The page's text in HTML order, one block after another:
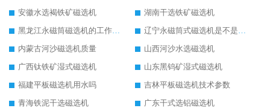
安徽水选褐铁矿磁选机
湖南干选铁矿磁选机
黑龙江永磁筒磁选机的工作原理
辽宁永磁筒式磁选机是不是强磁
内蒙古河沙磁选机质量
山西河沙水选磁选机
广西钛铁矿湿式磁选机
山东黑钨矿湿式磁选机
福建平板磁选机用水吗
吉林平板磁选机技术参数
青海铁泥干选磁选机
广东干式选铝磁选机